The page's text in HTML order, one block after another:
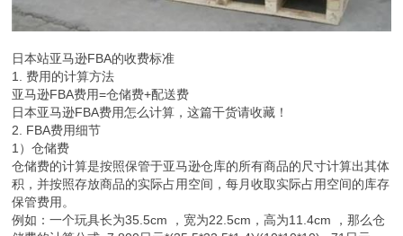
日本站亚马逊FBA的收费标准
1. 费用的计算方法
亚马逊FBA费用=仓储费+配送费
日本亚马逊FBA费用怎么计算，这篇干货请收藏！
2. FBA费用细节
1）仓储费
仓储费的计算是按照保管于亚马逊仓库的所有商品的尺寸计算出其体
积，并按照存放商品的实际占用空间，每月收取实际占用空间的库存
保管费用。
例如：一个玩具长为35.5cm ，宽为22.5cm，高为11.4cm ，那么仓